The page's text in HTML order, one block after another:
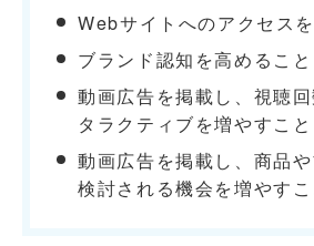
Webサイトへのアクセス
ブランド認知を高めること
動画広告を掲載し、視聴
タラクティブを増やすこと
動画広告を掲載し、商品
検討される機会を増やすこ